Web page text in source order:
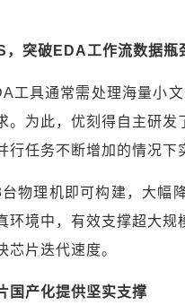
，突破EDA工作流数据瓶
工具通常需处理海量小
。为此，优刻得自主研
行任务不断增加的情况下
物理机即可构建，大幅
环境中，有效支撑超大
芯片迭代速度。
国产化提供坚实支撑